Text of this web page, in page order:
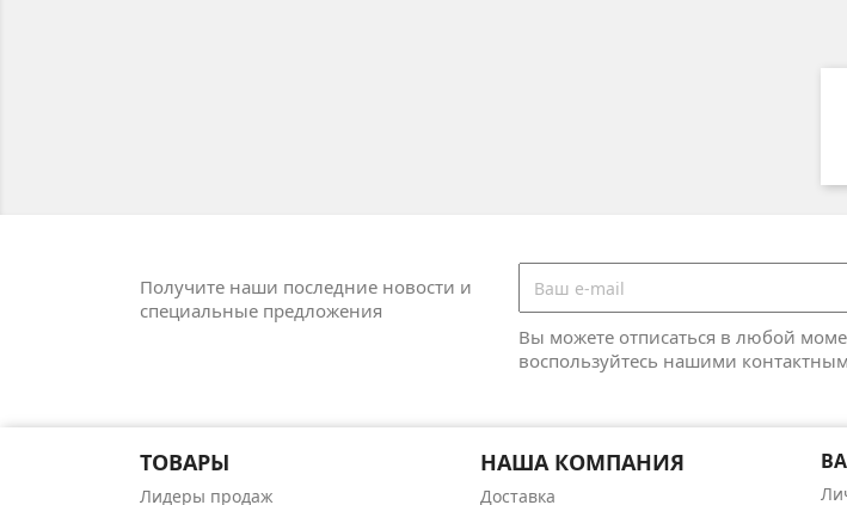
Получите наши последние новости и
специальные предложения
Вы можете отписаться в любой
воспользуйтесь нашими
ТОВАРЫ
Лидеры продаж
НАША КОМПАНИЯ
Доставка